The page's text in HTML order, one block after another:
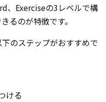
、Exerciseの3レベルで構
るのが特徴です。
のステップがおすすめで
ける